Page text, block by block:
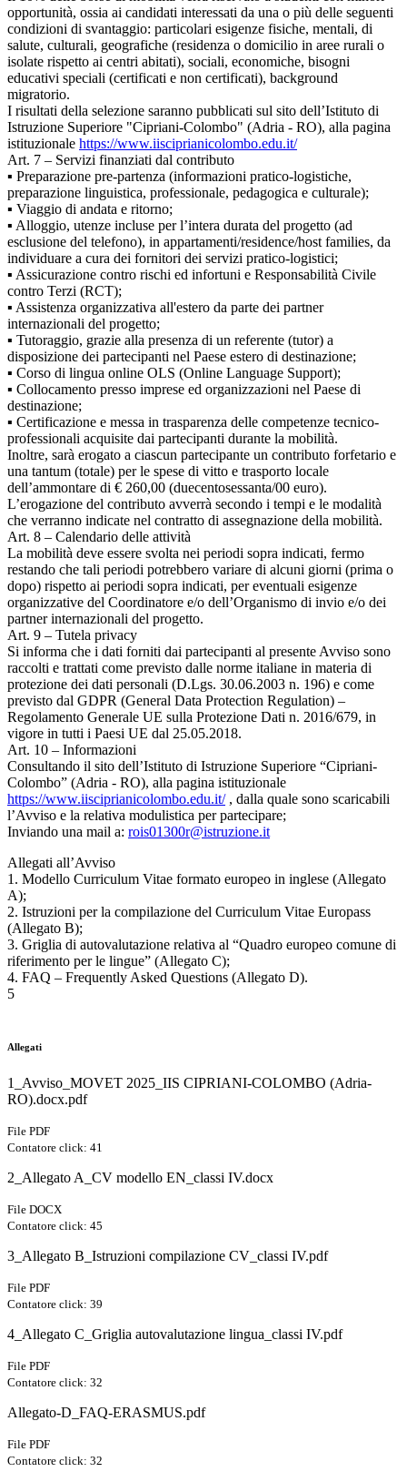
opportunità, ossia ai candidati interessati da una o più delle seguenti
condizioni di svantaggio: particolari esigenze fisiche, mentali, di
salute, culturali, geografiche (residenza o domicilio in aree rurali o
isolate rispetto ai centri abitati), sociali, economiche, bisogni
educativi speciali (certificati e non certificati), background
migratorio.
I risultati della selezione saranno pubblicati sul sito dell’Istituto di
Istruzione Superiore "Cipriani-Colombo" (Adria - RO), alla pagina
istituzionale https://www.iisciprianicolombo.edu.it/
Art. 7 – Servizi finanziati dal contributo
▪ Preparazione pre-partenza (informazioni pratico-logistiche,
preparazione linguistica, professionale, pedagogica e culturale);
▪ Viaggio di andata e ritorno;
▪ Alloggio, utenze incluse per l’intera durata del progetto (ad
esclusione del telefono), in appartamenti/residence/host families, da
individuare a cura dei fornitori dei servizi pratico-logistici;
▪ Assicurazione contro rischi ed infortuni e Responsabilità Civile
contro Terzi (RCT);
▪ Assistenza organizzativa all'estero da parte dei partner
internazionali del progetto;
▪ Tutoraggio, grazie alla presenza di un referente (tutor) a
disposizione dei partecipanti nel Paese estero di destinazione;
▪ Corso di lingua online OLS (Online Language Support);
▪ Collocamento presso imprese ed organizzazioni nel Paese di
destinazione;
▪ Certificazione e messa in trasparenza delle competenze tecnico-
professionali acquisite dai partecipanti durante la mobilità.
Inoltre, sarà erogato a ciascun partecipante un contributo forfetario e
una tantum (totale) per le spese di vitto e trasporto locale
dell’ammontare di € 260,00 (duecentosessanta/00 euro).
L’erogazione del contributo avverrà secondo i tempi e le modalità
che verranno indicate nel contratto di assegnazione della mobilità.
Art. 8 – Calendario delle attività
La mobilità deve essere svolta nei periodi sopra indicati, fermo
restando che tali periodi potrebbero variare di alcuni giorni (prima o
dopo) rispetto ai periodi sopra indicati, per eventuali esigenze
organizzative del Coordinatore e/o dell’Organismo di invio e/o dei
partner internazionali del progetto.
Art. 9 – Tutela privacy
Si informa che i dati forniti dai partecipanti al presente Avviso sono
raccolti e trattati come previsto dalle norme italiane in materia di
protezione dei dati personali (D.Lgs. 30.06.2003 n. 196) e come
previsto dal GDPR (General Data Protection Regulation) –
Regolamento Generale UE sulla Protezione Dati n. 2016/679, in
vigore in tutti i Paesi UE dal 25.05.2018.
Art. 10 – Informazioni
Consultando il sito dell’Istituto di Istruzione Superiore “Cipriani-
Colombo” (Adria - RO), alla pagina istituzionale
https://www.iisciprianicolombo.edu.it/, dalla quale sono scaricabili
l’Avviso e la relativa modulistica per partecipare;
Inviando una mail a: rois01300r@istruzione.it
Allegati all’Avviso
1. Modello Curriculum Vitae formato europeo in inglese (Allegato
A);
2. Istruzioni per la compilazione del Curriculum Vitae Europass
(Allegato B);
3. Griglia di autovalutazione relativa al “Quadro europeo comune di
riferimento per le lingue” (Allegato C);
4. FAQ – Frequently Asked Questions (Allegato D).
5
Allegati
1_Avviso_MOVET 2025_IIS CIPRIANI-COLOMBO (Adria-
RO).docx.pdf
File PDF
Contatore click: 41
2_Allegato A_CV modello EN_classi IV.docx
File DOCX
Contatore click: 45
3_Allegato B_Istruzioni compilazione CV_classi IV.pdf
File PDF
Contatore click: 39
4_Allegato C_Griglia autovalutazione lingua_classi IV.pdf
File PDF
Contatore click: 32
Allegato-D_FAQ-ERASMUS.pdf
File PDF
Contatore click: 32